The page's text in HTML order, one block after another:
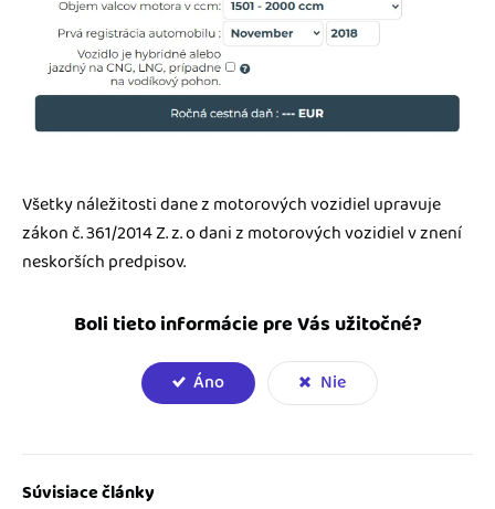
Všetky náležitosti dane z motorových vozidiel upravuje
zákon č. 361/2014 Z. z. o dani z motorových vozidiel v znení
neskorších predpisov.
Boli tieto informácie pre Vás užitočné?
Áno Nie
Súvisiace články